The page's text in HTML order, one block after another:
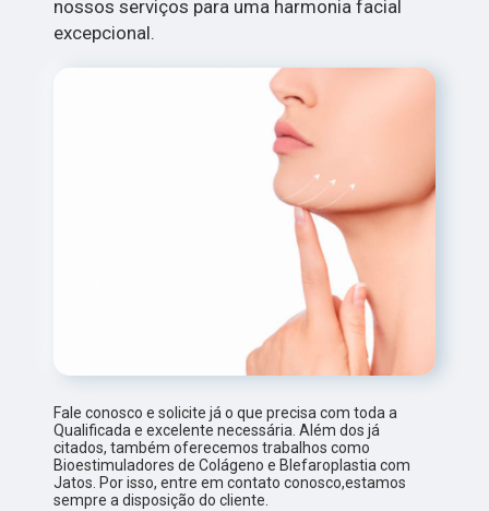
nossos serviços para uma harmonia facial
excepcional.
Fale conosco e solicite já o que precisa com toda a
Qualificada e excelente necessária. Além dos já
citados, também oferecemos trabalhos como
Bioestimuladores de Colágeno e Blefaroplastia com
Jatos. Por isso, entre em contato conosco,estamos
sempre a disposição do cliente.